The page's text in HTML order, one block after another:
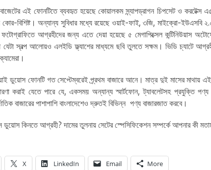
এই ফোনটিতে ব্যবহৃত হয়েছে কোয়ালকম স্ন্যাপড্রাগন চিপসেট ও করটেক্স এ৫
কোর-বিশিষ্ট। অন্যান্য সুবিধার মধ্যে রয়েছে ওয়াই-ফাই, ৩জি, মাইক্রো-ইউএসবি
আগ্রহীদের জন্য এতে দেয়া হয়েছে ৫ মেগাপিক্সেল কন্টিনিউয়াস
যেটা স্বল্প আলোয়ও এলইডি ফ্ল্যাশের মাধ্যমে ছবি তুলতে সক্ষম। ভিডি চ্যাটে
ডুয়োস ফোনটি গত সেপ্টেম্বরেই প্র্রথম বাজারে আনে। মাত্র দুই মাসের মাথায়
করাই যেতে পারে যে, একসময় অন্যান্য স্মার্টফোন, ট্যাবলেটসহ প্রযুক্তি পণ্য
বাজারের পাশাপাশি বাংলাদেশেও দ্রুতই বিভিন্ন পণ্য বাজারজাত করবে।
ডুয়োস কিনতে আগ্রহী? দামের তুলনায় সেটের স্পেসিফিকেশন সম্পর্কে আপনার কী
X LinkedIn Email More